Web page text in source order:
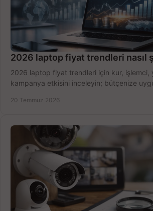
2026 laptop fiyat trendleri nasıl
2026 laptop fiyat trendleri için kur, işlemci,
kampanya etkisini inceleyin; bütçenize
20 Temmuz 2026